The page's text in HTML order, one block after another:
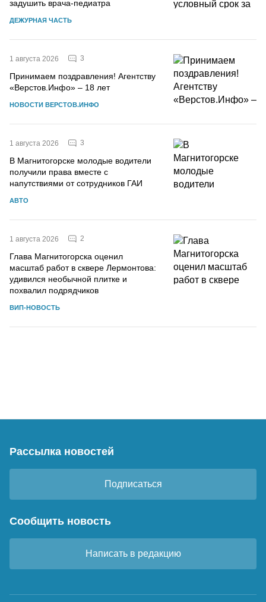
задушить врача-педиатра
ДЕЖУРНАЯ ЧАСТЬ
1 августа 2026 3
Принимаем поздравления! Агентству
«Верстов.Инфо» – 18 лет
НОВОСТИ ВЕРСТОВ.ИНФО
1 августа 2026 3
В Магнитогорске молодые водители
получили права вместе с
напутствиями от сотрудников ГАИ
АВТО
1 августа 2026 2
Глава Магнитогорска оценил
масштаб работ в сквере Лермонтова:
удивился необычной плитке и
похвалил подрядчиков
ВИП-НОВОСТЬ
Рассылка новостей
Подписаться
Сообщить новость
Написать в редакцию